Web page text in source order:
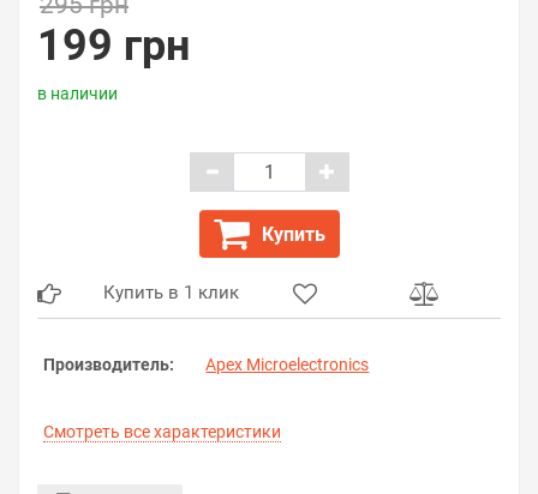
199 грн
в наличии
Купить
Купить в 1 клик
Производитель: Apex Microelectronics
Смотреть все характеристики